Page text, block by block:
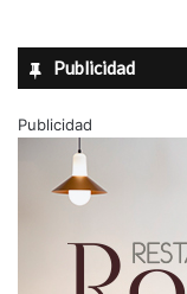
Publicidad
Publicidad